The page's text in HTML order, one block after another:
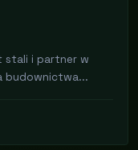
stali i partner w
budownictwa...